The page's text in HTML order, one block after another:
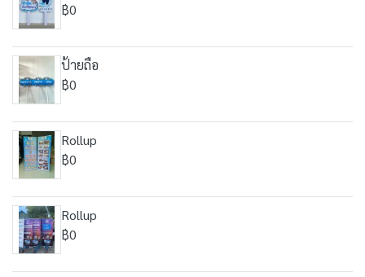
฿0
ป้ายถือ
฿0
Rollup
฿0
Rollup
฿0